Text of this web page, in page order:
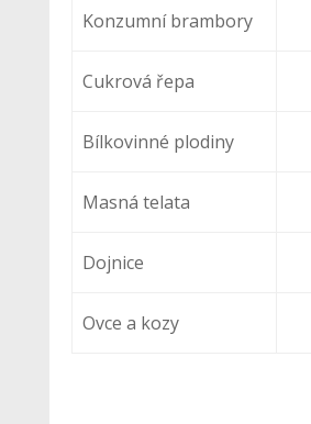
Konzumní brambory
Cukrová řepa
Bílkovinné plodiny
Masná telata
Dojnice
Ovce a kozy